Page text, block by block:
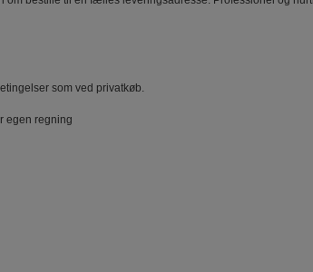
som ved privatkøb.
egen regning